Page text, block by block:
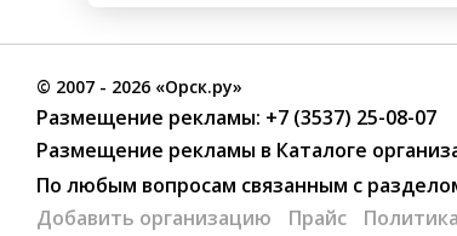
© 2007 - 2026 «Орск.ру»
Размещение рекламы: +7 (3537) 25-08-07
Размещение рекламы в Каталоге
По любым вопросам связанным с
Добавить организацию
Прайс